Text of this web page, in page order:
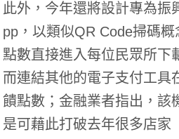
此外，今年還將設計專為振
pp，以類似QR Code掃碼
點數直接進入每位民眾所下
而連結其他的電子支付工具
饋點數；金融業者指出，該
是可藉此打破去年很多店家